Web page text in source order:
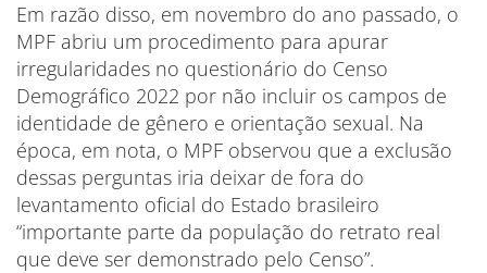
Em razão disso, em novembro do ano passado, o
MPF abriu um procedimento para apurar
irregularidades no questionário do Censo
Demográfico 2022 por não incluir os campos de
identidade de gênero e orientação sexual. Na
época, em nota, o MPF observou que a exclusão
dessas perguntas iria deixar de fora do
levantamento oficial do Estado brasileiro
“importante parte da população do retrato real
que deve ser demonstrado pelo Censo”.